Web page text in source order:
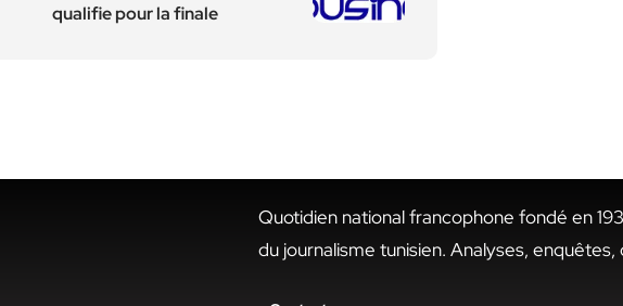
qualifie pour la finale
Quotidien national francophone fondé en
du journalisme tunisien. Analyses,